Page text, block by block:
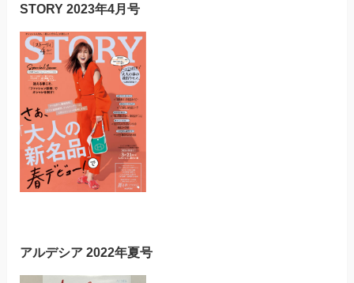
STORY 2023年4月号
アルデシア 2022年夏号